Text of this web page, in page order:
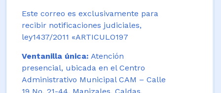
Este correo es exclusivamente para
recibir notificaciones judiciales,
ley1437/2011 «ARTICULO197
Ventanilla única: Atención
presencial, ubicada en el Centro
Administrativo Municipal CAM – Calle
19 No. 21-44. Manizales, Caldas,